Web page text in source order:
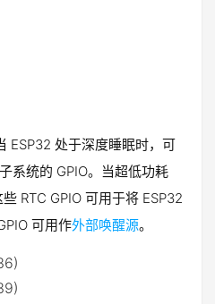
ESP32 处于深度睡眠时，可
系统的 GPIO。当超低功耗
RTC GPIO 可用于将 ESP32
可用作外部唤醒源。